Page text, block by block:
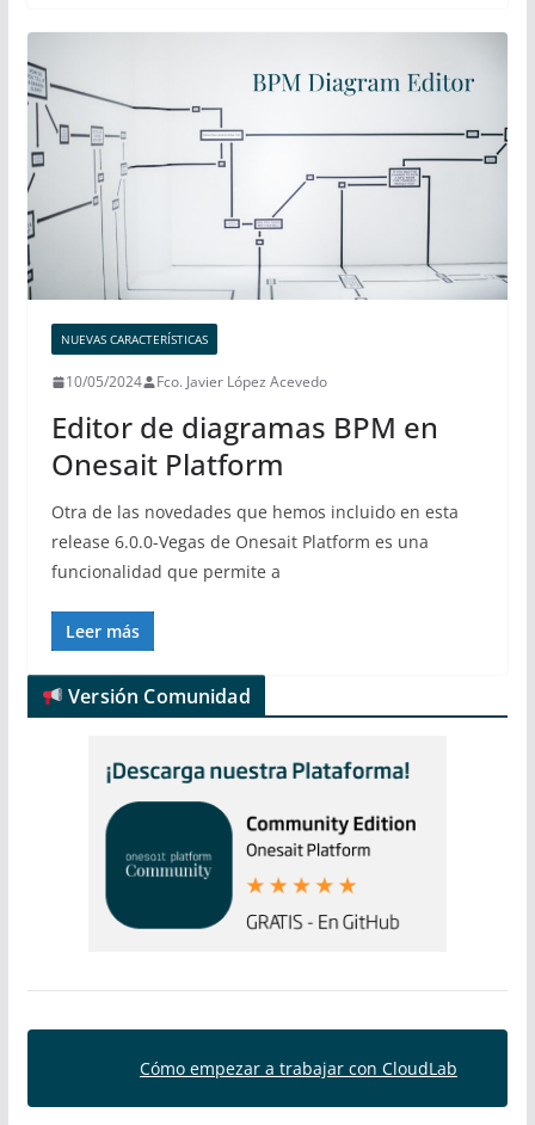
NUEVAS CARACTERÍSTICAS
10/05/2024 Fco. Javier López Acevedo
Editor de diagramas BPM en
Onesait Platform
Otra de las novedades que hemos incluido en esta
release 6.0.0-Vegas de Onesait Platform es una
funcionalidad que permite a
Leer más
Versión Comunidad
Cómo empezar a trabajar con CloudLab